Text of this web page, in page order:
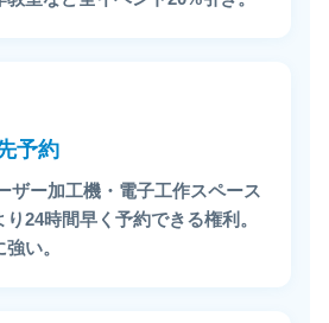
予約
ザー加工機・電子工作スペース
24時間早く予約できる権利。
い。